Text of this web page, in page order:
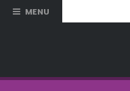
MENU